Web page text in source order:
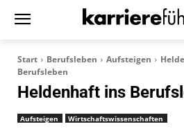
Start Berufsleben Aufsteigen
Berufsleben
Heldenhaft ins
Aufsteigen Wirtschaftswissenschaften